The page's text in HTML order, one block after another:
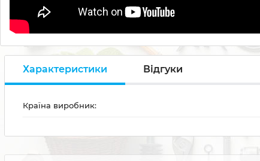
Характеристики Відгуки
Країна виробник: